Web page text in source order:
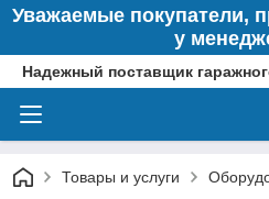
Уважаемые покупатели,
у
Надежный поставщик
Товары и услуги